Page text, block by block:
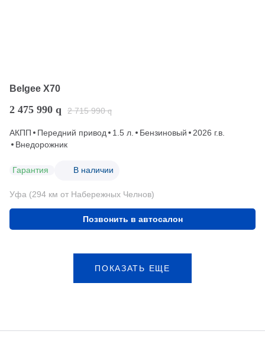
Belgee X70
2 475 990 q 2 715 990 q
АКПП Передний привод 1.5 л. Бензиновый
2026 г.в.
Внедорожник
Гарантия В наличии
Уфа (294 км от Набережных Челнов)
Позвонить в автосалон
ПОКАЗАТЬ ЕЩЕ